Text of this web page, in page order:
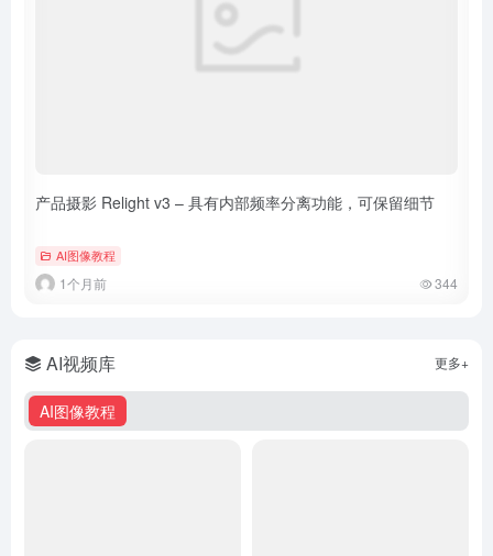
产品摄影 Relight v3 – 具有内部频率分离功能，可保留细节
AI图像教程
1个月前 344
AI视频库
AI图像教程
更多+